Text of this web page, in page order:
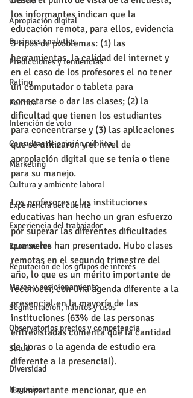
Apropiación digital
Business analytics
Predicciones y tendencias
Rating
Política
Intención de voto
Consultas de opinión pública
Marketing
Cultura y ambiente laboral
Experiencia del cliente
Experiencia del trabajador
Ecommerce
Reputación de los grupos de interés
Marca y posicionamiento
Segmentación, hábitos y usos
Observatorios precios y competencia
Salud
Diversidad
Negocios
los informantes indican que la
educación remota, para ellos, evidencia
3 tipos de problemas: (1) las
herramientas, la calidad del internet y
en el caso de los profesores el no tener
un computador o tableta para
conectarse o dar las clases; (2) la
dificultad que tienen los estudiantes
para concentrarse y (3) las aplicaciones
que se utilizaron y el nivel de
apropiación digital que se tenía o tiene
para su manejo.
Los profesores y las instituciones
educativas han hecho un gran esfuerzo
por superar las diferentes dificultades
que se les han presentado. Hubo clases
remotas en el segundo trimestre del
año, lo que es un mérito importante de
reconocer, con una agenda diferente a la
presencial en la mayoría de las
instituciones (63% de las personas
entrevistadas comenta que la cantidad
de horas o la agenda de estudio era
diferente a la presencial).
Es importante mencionar, que en